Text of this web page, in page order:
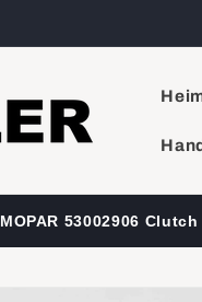
MOPAR 53002906